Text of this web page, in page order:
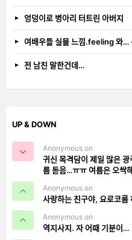
엉덩이로 병아리 터트린 아버지
여배우들 실물 느낌.feeling 와…
전 남친 말한건데…
UP & DOWN
Anonymous on
귀신 목격담이 제일 많은
름 돋음…ㅠㅠ 여름은
Anonymous on
사랑하는 친구야, 요로코롬
Anonymous on
역지사지. 자 어때 기분이…